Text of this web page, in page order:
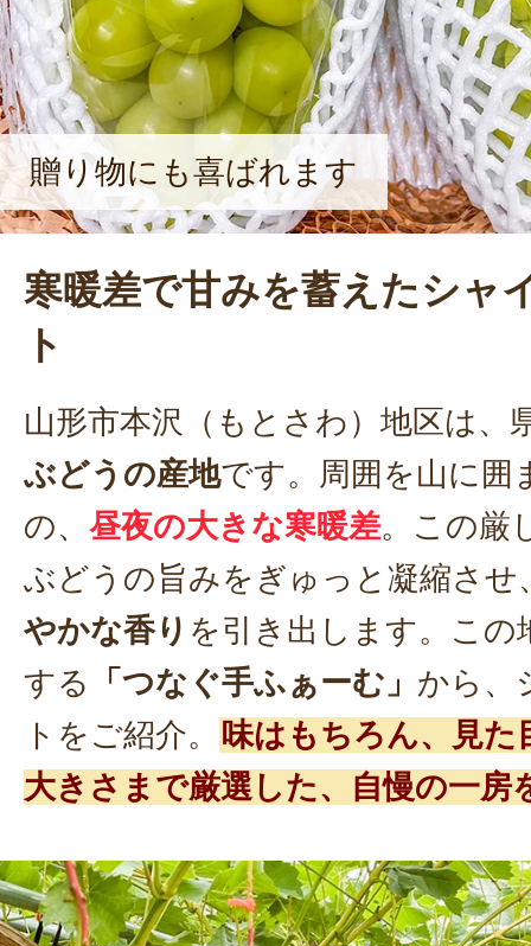
贈り物にも喜ばれます
寒暖差で甘みを蓄えたシャ
ト
山形市本沢（もとさわ）地区は、
ぶどうの産地です。周囲を山に囲
の、 昼夜の大きな寒暖差。この厳
ぶどうの旨みをぎゅっと凝縮させ
やかな香り を引き出します。この
する
「つなぐ手ふぁーむ」 から、
トをご紹介。 味はもちろん、見た
大きさまで厳選した、自慢の一房